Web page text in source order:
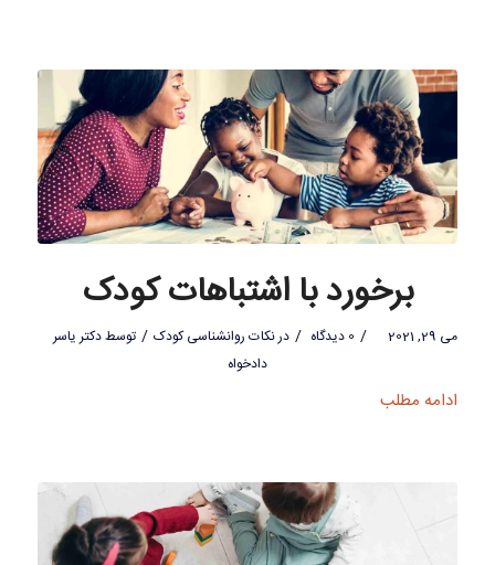
برخورد با اشتباهات کودک
می 29, 2021 / 0 دیدگاه / درنکات روانشناسی کودک / توسطدکتر یاسر
دادخواه
ادامه مطلب